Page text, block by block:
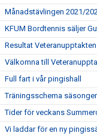
Månadstävlingen 2021/
KFUM Bordtennis säljer
Resultat Veteranupptakten
Välkomna till
Full fart i vår pingishall
Träningsschema
Tider för veckans
Vi laddar för en ny